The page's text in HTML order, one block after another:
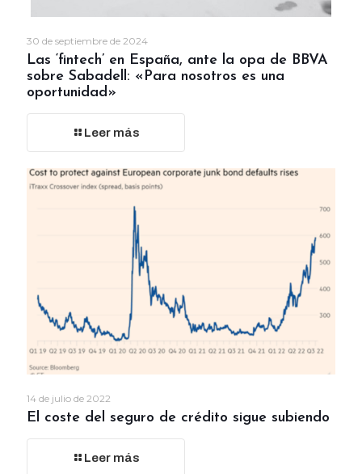
30 de septiembre de 2024
Las ‘fintech’ en España, ante la opa de BBVA
sobre Sabadell: «Para nosotros es una
oportunidad»
Leer más
14 de julio de 2022
El coste del seguro de crédito sigue subiendo
Leer más